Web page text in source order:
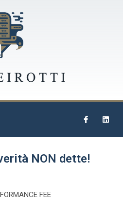
NON dette!
FEE